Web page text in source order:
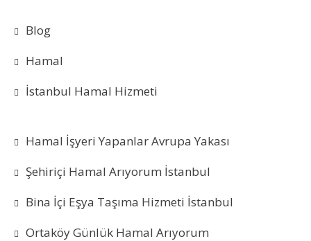
Blog
Hamal
İstanbul Hamal Hizmeti
Hamal İşyeri Yapanlar Avrupa Yakası
Şehiriçi Hamal Arıyorum İstanbul
Bina İçi Eşya Taşıma Hizmeti İstanbul
Ortaköy Günlük Hamal Arıyorum